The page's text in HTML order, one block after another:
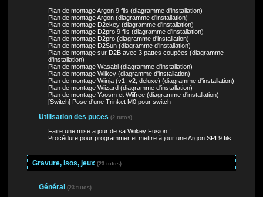
Plan de montage Argon 9 fils (diagramme d'installation)
Plan de montage Argon (diagramme d'installation)
Plan de montage D2ckey (diagramme d'installation)
Plan de montage D2pro 9 fils (diagramme d'installation)
Plan de montage D2pro (diagramme d'installation)
Plan de montage D2Sun (diagramme d'installation)
Plan de montage sur D2B avec 3 pattes coupées (diagramme
d'installation)
Plan de montage Wasabi (diagramme d'installation)
Plan de montage Wiikey (diagramme d'installation)
Plan de montage Wiinja (v1, v2, deluxe) (diagramme d'installation)
Plan de montage Wiizard (diagramme d'installation)
Plan de montage Yaosm et Wiifree (diagramme d'installation)
[Switch] Pose d'une Trinket M0 pour switch
Utilisation des puces (2 tutos)
Faire une mise a jour de sa Wiikey Fusion !
Procédure pour programmer et mettre à jour une Argon SPI 9 fils
Gravure, isos, jeux (23 tutos)
Général (23 tutos)